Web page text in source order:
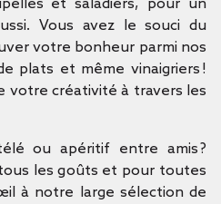
et saladiers, pour un
Vous avez le souci du
votre bonheur parmi nos
plats et même vinaigriers !
votre créativité à travers les
ou apéritif entre amis ?
les goûts et pour toutes
à notre large sélection de